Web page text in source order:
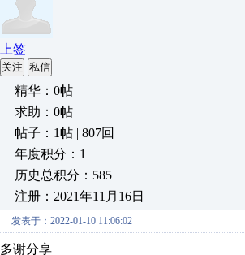
上签
关注 私信
精华：0帖
求助：0帖
帖子：1帖 | 807回
年度积分：1
历史总积分：585
注册：2021年11月16日
发表于：2022-01-10 11:06:02
多谢分享